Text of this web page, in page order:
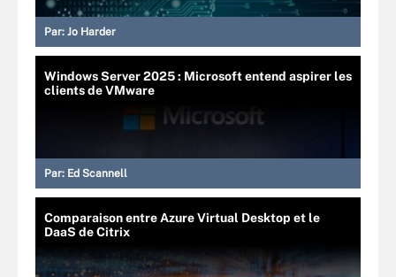
Par: Jo Harder
Windows Server 2025 : Microsoft entend aspirer les
clients de VMware
Par: Ed Scannell
Comparaison entre Azure Virtual Desktop et le
DaaS de Citrix